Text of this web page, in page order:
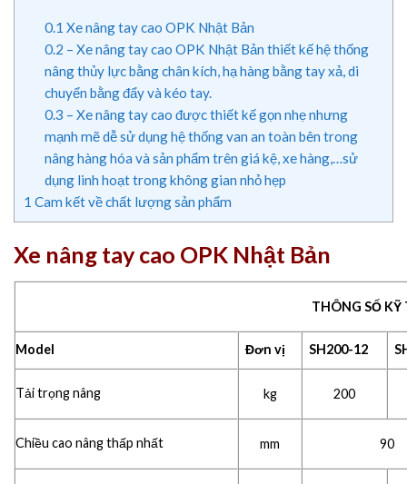
0.1 Xe nâng tay cao OPK Nhật Bản
0.2 – Xe nâng tay cao OPK Nhật Bản thiết kế hệ thống
nâng thủy lực bằng chân kích, hạ hàng bằng tay xả, di
chuyển bằng đẩy và kéo tay.
0.3 – Xe nâng tay cao được thiết kế gọn nhẹ nhưng
mạnh mẽ dễ sử dụng hệ thống van an toàn bên trong
nâng hàng hóa và sản phẩm trên giá kệ, xe hàng,…sử
dụng linh hoạt trong không gian nhỏ hẹp
1 Cam kết về chất lượng sản phẩm
Xe nâng tay cao OPK Nhật Bản
THÔNG SỐ
Model Đơn vị SH200-12
Tải trọng nâng kg 200
Chiều cao nâng thấp nhất mm 90